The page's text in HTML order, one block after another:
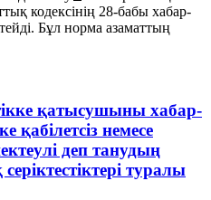
кодексінің 28-бабы хабар-
Бұл норма азаматтың
қатысушыны хабар-
қабiлетсiз немесе
деп танудың
туралы